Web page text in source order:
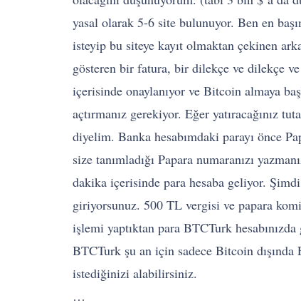
yasal olarak 5-6 site bulunuyor. Ben en
isteyip bu siteye kayıt olmaktan çekinen
gösteren bir fatura, bir dilekçe ve dilekçe
içerisinde onaylanıyor ve Bitcoin almaya
açtırmanız gerekiyor. Eğer yatıracağınız
diyelim. Banka hesabımdaki parayı önce
size tanımladığı Papara numaranızı
dakika içerisinde para hesaba geliyor.
giriyorsunuz. 500 TL vergisi ve papara
işlemi yaptıktan para BTCTurk
BTCTurk şu an için sadece Bitcoin
istediğinizi alabilirsiniz.
…